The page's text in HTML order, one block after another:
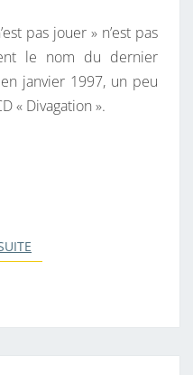
pas jouer » n’est pas
le nom du dernier
janvier 1997, un peu
« Divagation ».